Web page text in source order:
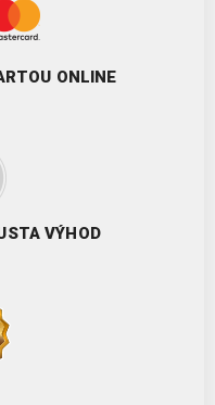
ONLINE
VÝHOD